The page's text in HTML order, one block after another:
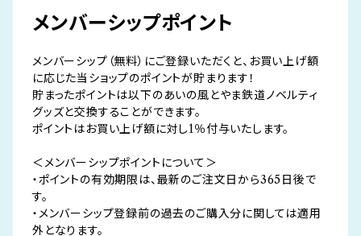
メンバーシップポイント
メンバーシップ（無料）にご登録いただくと、お買い上げ額
に応じた当ショップのポイントが貯まります！
貯まったポイントは以下のあいの風とやま鉄道ノベルティ
グッズと交換することができます。
ポイントはお買い上げ額に対し1％付与いたします。
＜メンバーシップポイントについて＞
・ポイントの有効期限は、最新のご注文日から365日後で
す。
・メンバーシップ登録前の過去のご購入分に関しては適用
外となります。